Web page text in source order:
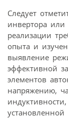
Следует
инвертора
реализации
опыта и
выявление
эффективной
элементов
напряжению,